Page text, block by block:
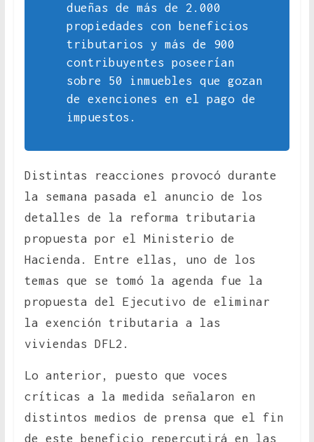
dueñas de más de 2.000
propiedades con beneficios
tributarios y más de 900
contribuyentes poseerían
sobre 50 inmuebles que gozan
de exenciones en el pago de
impuestos.
Distintas reacciones provocó durante
la semana pasada el anuncio de los
detalles de la reforma tributaria
propuesta por el Ministerio de
Hacienda. Entre ellas, uno de los
temas que se tomó la agenda fue la
propuesta del Ejecutivo de eliminar
la exención tributaria a las
viviendas DFL2.
Lo anterior, puesto que voces
críticas a la medida señalaron en
distintos medios de prensa que el fin
de este beneficio repercutirá en las